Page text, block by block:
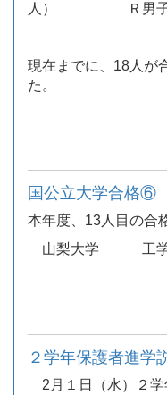
人） Ｒ男
現在までに、18人が
た。
国公立大学合格⑥
本年度、13人目の合
山梨大学 工学
２学年保護者進学
2月１日（水）２学